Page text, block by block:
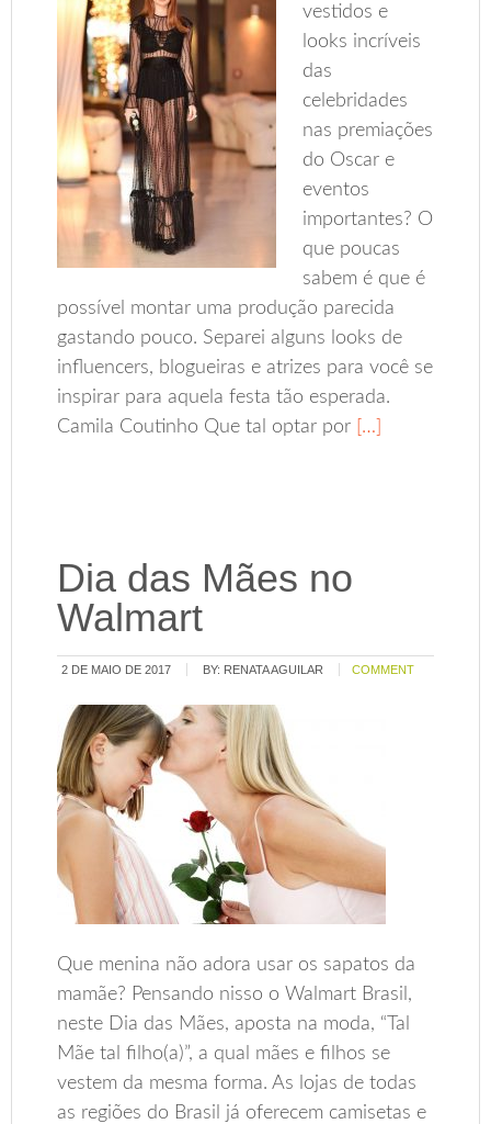
vestidos e
looks incríveis
das
celebridades
nas premiações
do Oscar e
eventos
importantes? O
que poucas
sabem é que é
possível montar uma produção parecida
gastando pouco. Separei alguns looks de
influencers, blogueiras e atrizes para você se
inspirar para aquela festa tão esperada.
Camila Coutinho Que tal optar por […]
Dia das Mães no
Walmart
2 DE MAIO DE 2017 BY: RENATA AGUILAR COMMENT
Que menina não adora usar os sapatos da
mamãe? Pensando nisso o Walmart Brasil,
neste Dia das Mães, aposta na moda, “Tal
Mãe tal filho(a)”, a qual mães e filhos se
vestem da mesma forma. As lojas de todas
as regiões do Brasil já oferecem camisetas e